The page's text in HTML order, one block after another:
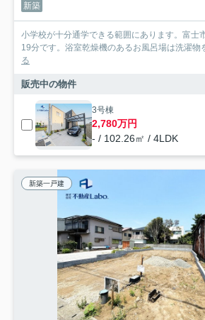
新築
小学校が十分通学できる範囲にあります。富士
19分です。浴室乾燥機のあるお風呂場は洗濯物
る
販売中の物件
3号棟
2,780万円
- / 102.26㎡ / 4LDK
新築一戸建